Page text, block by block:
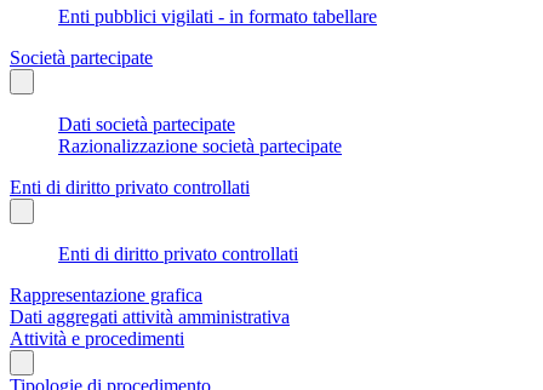
Enti pubblici vigilati - in formato tabellare
Società partecipate
Dati società partecipate
Razionalizzazione società partecipate
Enti di diritto privato controllati
Enti di diritto privato controllati
Rappresentazione grafica
Dati aggregati attività amministrativa
Attività e procedimenti
Tipologie di procedimento